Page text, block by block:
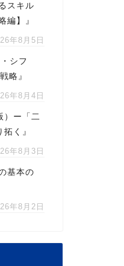
スキル
編】』
年8月5日
シフ
略』
年8月4日
）ー「二
く』
年8月3日
基本の
年8月2日